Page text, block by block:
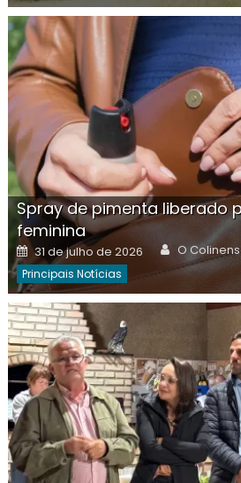
Spray de pimenta liberado
feminina
Posted
on
31 de julho de 2026 Author
O
Principais Notícias